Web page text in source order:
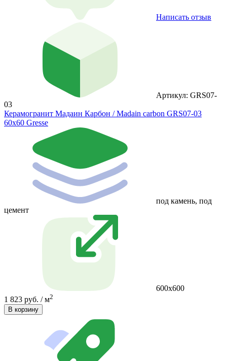
Написать отзыв
Артикул: GRS07-
03
Керамогранит Мадаин Карбон / Madain carbon GRS07-03
60х60 Gresse
под камень, под
цемент
600х600
1 823 руб. / м2
В корзину